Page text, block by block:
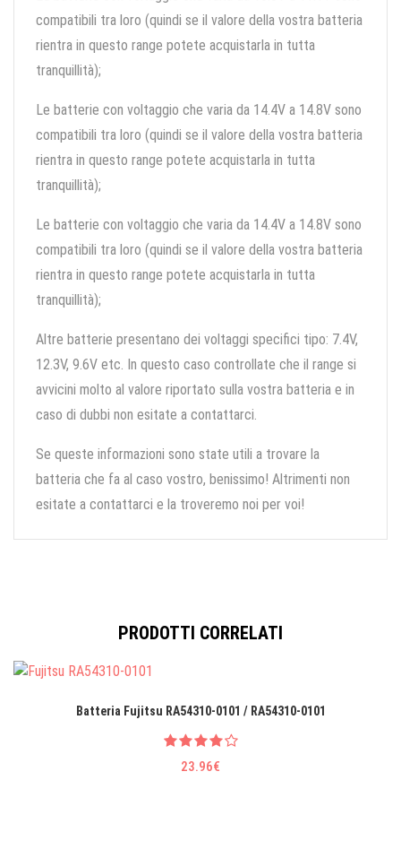
compatibili tra loro (quindi se il valore della vostra batteria
rientra in questo range potete acquistarla in tutta
tranquillità);
Le batterie con voltaggio che varia da 14.4V a 14.8V sono
compatibili tra loro (quindi se il valore della vostra batteria
rientra in questo range potete acquistarla in tutta
tranquillità);
Le batterie con voltaggio che varia da 14.4V a 14.8V sono
compatibili tra loro (quindi se il valore della vostra batteria
rientra in questo range potete acquistarla in tutta
tranquillità);
Altre batterie presentano dei voltaggi specifici tipo: 7.4V,
12.3V, 9.6V etc. In questo caso controllate che il range si
avvicini molto al valore riportato sulla vostra batteria e in
caso di dubbi non esitate a contattarci.
Se queste informazioni sono state utili a trovare la
batteria che fa al caso vostro, benissimo! Altrimenti non
esitate a contattarci e la troveremo noi per voi!
PRODOTTI CORRELATI
Batteria Fujitsu RA54310-0101 / RA54310-0101
23.96€